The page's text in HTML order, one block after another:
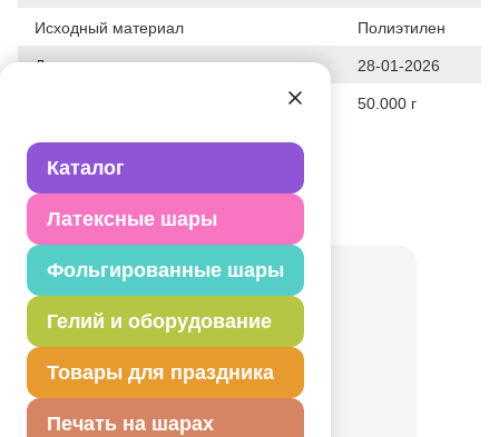
Каталог
Латексные шары
Фольгированные шары
Гелий и оборудование
Товары для праздника
Печать на шарах
Исходный материал Полиэтилен
Дата последнего изменения элемента 28-01-2026
50.000 г
Описание товара
Перетяжка, украшение интерьера.
Товар из коллекцииNERF